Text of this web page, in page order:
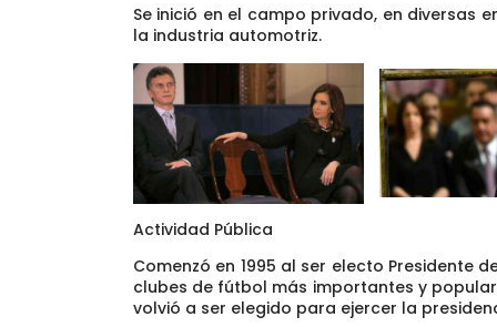
Se inició en el campo privado, en diversas
la industria automotriz.
Actividad Pública
Comenzó en 1995 al ser electo Presidente
clubes de fútbol más importantes y
volvió a ser elegido para ejercer la